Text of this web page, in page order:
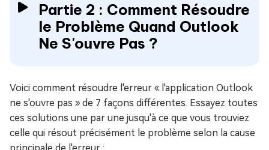
Partie 2 : Comment Résoudre
le Problème Quand Outlook
Ne S'ouvre Pas ?
Voici comment résoudre l'erreur « l'application Outlook
ne s'ouvre pas » de 7 façons différentes. Essayez toutes
ces solutions une par une jusqu'à ce que vous trouviez
celle qui résout précisément le problème selon la cause